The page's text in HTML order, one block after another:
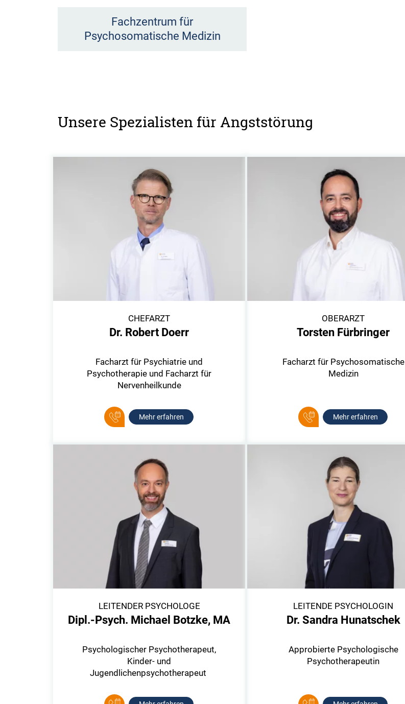
Fachzentrum für
Psychosomatische Medizin
Unsere Spezialisten für Angststörung
CHEFARZT
Dr. Robert Doerr
Facharzt für Psychiatrie und
Psychotherapie und Facharzt für
Nervenheilkunde
Mehr erfahren
OBERARZT
Torsten Fürbringer
Facharzt für Psychosomatische
Medizin
Mehr erfahren
LEITENDER PSYCHOLOGE
Dipl.-Psych. Michael Botzke, MA
Psychologischer Psychotherapeut,
Kinder- und
Jugendlichenpsychotherapeut
LEITENDE PSYCHOLOGIN
Dr. Sandra Hunatschek
Approbierte Psychologische
Psychotherapeutin